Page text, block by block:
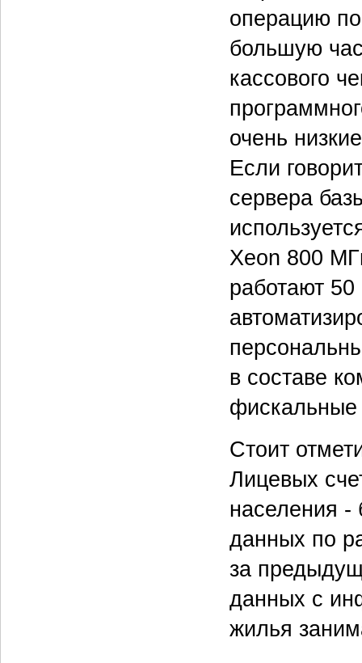
операцию
большую
кассового
очень
Если
сервера
Xeon 800
работают
в составе
Стоит
Лицевых
населения -
данных по
за
данных с
жилья